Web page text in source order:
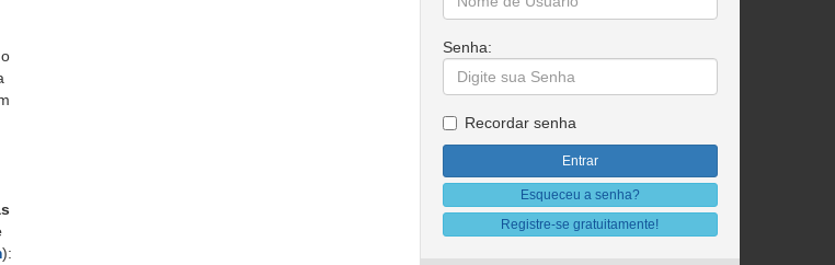
):
Senha:
Recordar senha
Esqueceu a senha?
Registre-se gratuitamente!